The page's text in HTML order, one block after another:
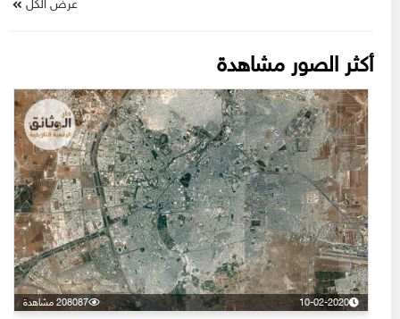
عرض الكل
أكثر الصور مشاهدة
10-02-2020 208087 مشاهدة